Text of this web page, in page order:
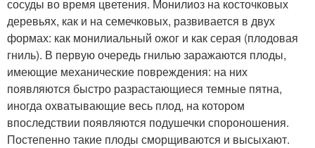
сосуды во время цветения. Монилиоз на косточковых
деревьях, как и на семечковых, развивается в двух
формах: как монилиальный ожог и как серая (плодовая
гниль). В первую очередь гнилью заражаются плоды,
имеющие механические повреждения: на них
появляются быстро разрастающиеся темные пятна,
иногда охватывающие весь плод, на котором
впоследствии появляются подушечки спороношения.
Постепенно такие плоды сморщиваются и высыхают.